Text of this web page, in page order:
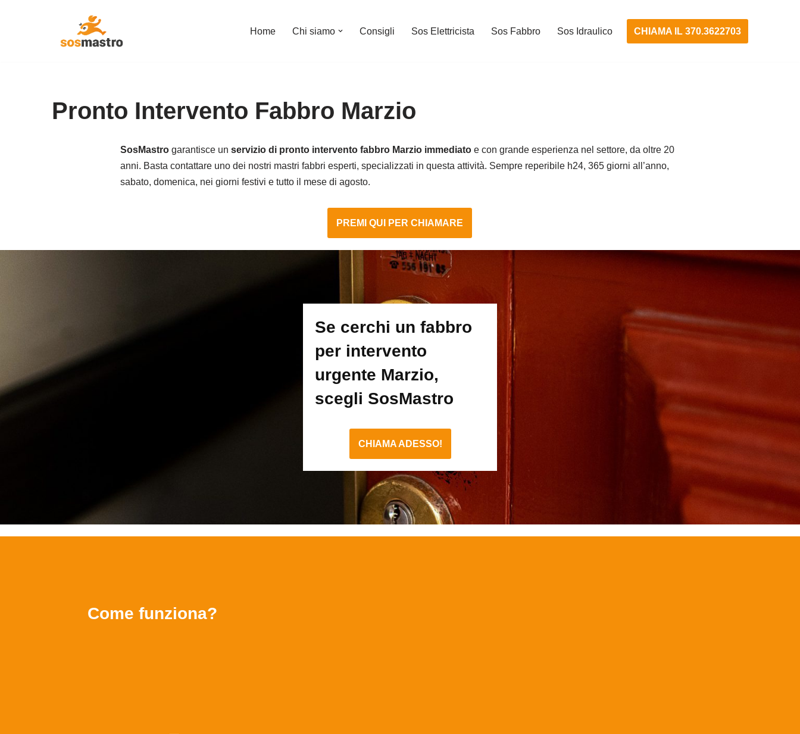
Home Chi siamo Consigli Sos Elettricista Sos Fabbro Sos Idraulico CHIAMA IL 370.3622703
Pronto Intervento Fabbro Marzio
SosMastrogarantisce un servizio di pronto intervento fabbro Marzio immediatoe con grande esperienza nel settore, da oltre 20
anni. Basta contattare uno dei nostri mastri fabbri esperti, specializzati in questa attività. Sempre reperibile h24, 365 giorni all’anno,
sabato, domenica, nei giorni festivi e tutto il mese di agosto.
PREMI QUI PER CHIAMARE
Se cerchi un fabbro
per intervento
urgente Marzio,
scegli SosMastro
CHIAMA ADESSO!
Come funziona?